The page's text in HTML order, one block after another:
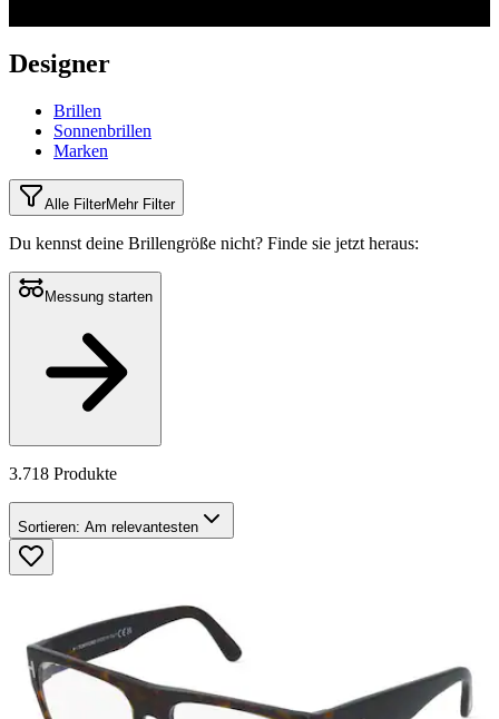
Designer
Brillen
Sonnenbrillen
Marken
Alle FilterMehr Filter
Du kennst deine Brillengröße nicht? Finde sie jetzt heraus:
Messung starten
3.718 Produkte
Sortieren: Am relevantesten